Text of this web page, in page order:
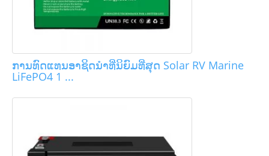
ການທົດແທນອາຊິດນໍາທີ່ນິຍົມທີ່ສຸດ Solar RV Marine
LiFePO4 1 ...